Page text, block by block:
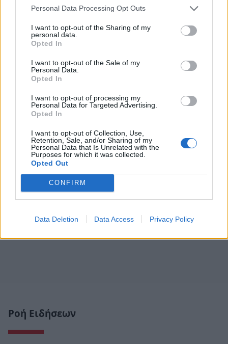
Personal Data Processing Opt Outs
I want to opt-out of the Sharing of my
personal data.
Opted In
I want to opt-out of the Sale of my
Personal Data.
Opted In
I want to opt-out of processing my
Personal Data for Targeted Advertising.
Opted In
I want to opt-out of Collection, Use,
Retention, Sale, and/or Sharing of my
Personal Data that Is Unrelated with the
Purposes for which it was collected.
Opted Out
CONFIRM
Data Deletion Data Access Privacy Policy
Ροή Ειδήσεων